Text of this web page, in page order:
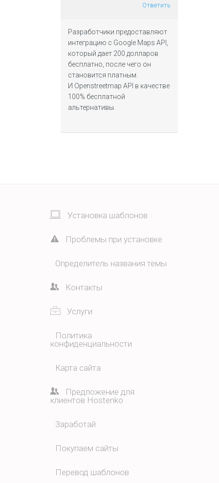
Ответить
Разработчики предоставляют
интеграцию с Google Maps API,
который дает 200 долларов
бесплатно, после чего он
становится платным.
И Openstreetmap API в качестве
100% бесплатной
альтернативы.
Установка шаблонов
Проблемы при установке
Определитель названия темы
Контакты
Услуги
Политика
конфиденциальности
Карта сайта
Предложение для
клиентов Hostenko
Заработай
Покупаем сайты
Перевод шаблонов